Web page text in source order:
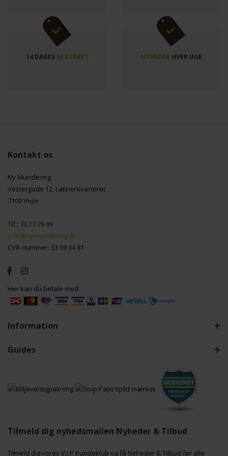
14 DAGES RETURRET NYHEDERHVER UGE
Kontakt os
Ny Mundering
Vestergade 12, Latinerkvarteret
7100 Vejle
Tlf.: 70 27 79 99
info@nymundering.dk
CVR-nummer: 33 59 34 81
Her kan du betale med:
Information
Guides
Tilmeld dig nyhedsmailen Nyheder & Tilbud
Tilmeld dig vores V.I.P Kundeklub og få Nyheder & Tilbud før alle